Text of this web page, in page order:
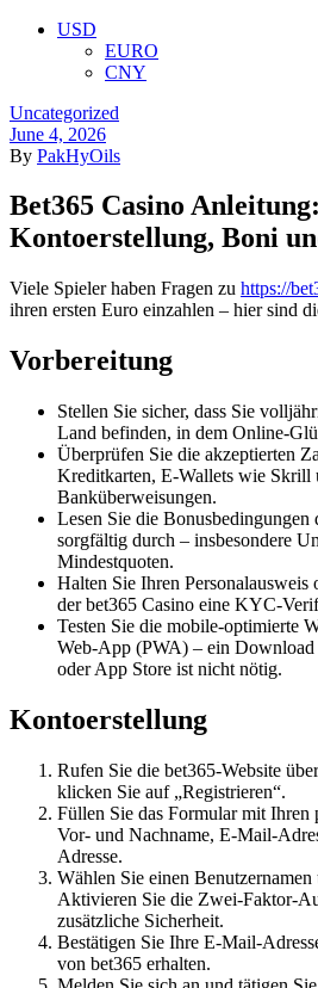
Menu
USD
EURO
CNY
Categories
Uncategorized
June 4, 2026
By PakHyOils
Bet365 Casino Anleitung:
Kontoerstellung, Boni
Viele Spieler haben Fragen zu https://
ihren ersten Euro einzahlen – hier sind
Vorbereitung
Stellen Sie sicher, dass Sie
Land befinden, in dem Online-
Überprüfen Sie die akzeptierten
Kreditkarten, E-Wallets wie Skrill
Banküberweisungen.
Lesen Sie die Bonusbedingungen
sorgfältig durch – insbesondere
Mindestquoten.
Halten Sie Ihren Personalausweis
der bet365 Casino eine KYC-
Testen Sie die mobile-optimierte
Web-App (PWA) – ein Download
oder App Store ist nicht nötig.
Kontoerstellung
Rufen Sie die bet365-Website
klicken Sie auf „Registrieren“.
Füllen Sie das Formular mit Ihren
Vor- und Nachname, E-Mail-
Adresse.
Wählen Sie einen Benutzernamen
Aktivieren Sie die Zwei-Faktor-
zusätzliche Sicherheit.
Bestätigen Sie Ihre E-Mail-
von bet365 erhalten.